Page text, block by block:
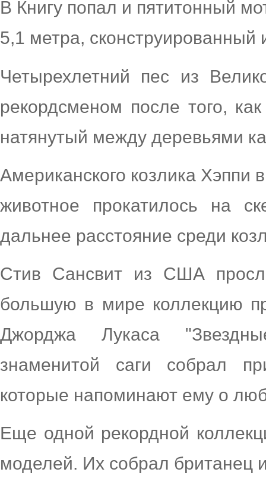
В Книгу попал и пятитонный
5,1 метра,
Четырехлетний пес из
рекордсменом после того,
натянутый между деревьями
Американского козлика Хэппи
животное прокатилось на
дальнее расстояние среди
Стив Сансвит из США
большую в мире коллекцию
Джорджа Лукаса
знаменитой саги собрал
которые напоминают ему о
Еще одной рекордной
моделей. Их собрал британец